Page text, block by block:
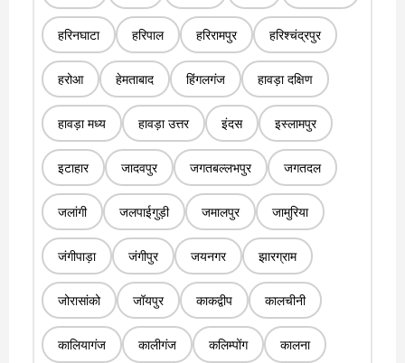
हरिनघाटा हरिपाल हरिरामपुर हरिश्चंद्रपुर
हरोआ हेमताबाद हिंगलगंज हावड़ा दक्षिण
हावड़ा मध्य हावड़ा उत्तर इंदस इस्लामपुर
इटाहार जादवपुर जगतबल्लभपुर जगतदल
जलांगी जलपाईगुड़ी जमालपुर जामुरिया
जंगीपाड़ा जंगीपुर जयनगर झारग्राम
जोरासांको जॉयपुर काकद्वीप कालचीनी
कालियागंज कालीगंज कलिम्पोंग कालना